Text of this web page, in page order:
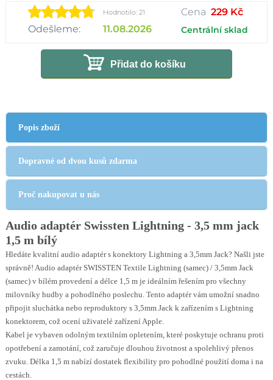
Hodnotilo: 21
Odešleme: 11.08.2026
Cena 229 Kč
Centrální sklad
Přidat do košíku
Popis zboží
Dopravné od dvou kusů zdarma
Proč nakupovat u nás
Audio adaptér Swissten Lightning - 3,5 mm jack
1,5 m bílý
Hledáte kvalitní audio adaptér s konektory Lightning a 3,5mm Jack? Našli jste
správně! Audio adaptér SWISSTEN Textile Lightning (samec) / 3,5mm Jack
(samec) v bílém provedení a délce 1,5 m je ideálním řešením pro všechny
milovníky hudby a pohodlného poslechu. Tento adaptér vám umožní snadno
připojit sluchátka nebo reproduktory s 3,5mm Jack k zařízením s Lightning
konektorem, což ocení uživatelé zařízení Apple.
Kabel je vybaven odolným textilním opletením, které poskytuje ochranu proti
opotřebení a zamotání, což zaručuje dlouhou životnost a spolehlivý přenos
zvuku. Délka 1,5 m nabízí dostatek flexibility pro pohodlné použití doma i na
cestách.